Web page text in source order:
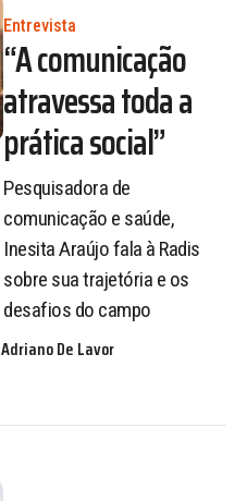
Entrevista
“A comunicação
atravessa toda a
prática social”
Pesquisadora de
comunicação e saúde,
Inesita Araújo fala à Radis
sobre sua trajetória e os
desafios do campo
Adriano De Lavor